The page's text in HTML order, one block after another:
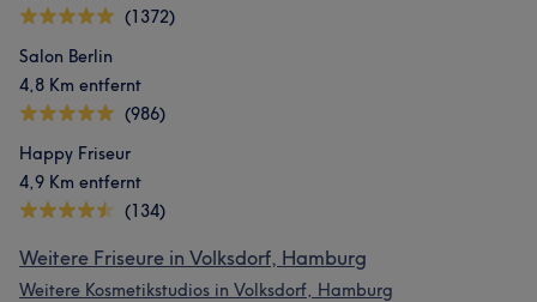
(1372)
Salon Berlin
4,8 Km entfernt
(986)
Happy Friseur
4,9 Km entfernt
(134)
Weitere Friseure in Volksdorf, Hamburg
Weitere Kosmetikstudios in Volksdorf, Hamburg